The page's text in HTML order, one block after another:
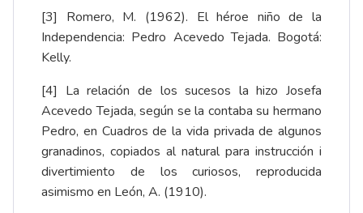
[3] Romero, M. (1962). El héroe niño de la
Independencia: Pedro Acevedo Tejada. Bogotá:
Kelly.
[4] La relación de los sucesos la hizo Josefa
Acevedo Tejada, según se la contaba su hermano
Pedro, en Cuadros de la vida privada de algunos
granadinos, copiados al natural para instrucción i
divertimiento de los curiosos, reproducida
asimismo en León, A. (1910).